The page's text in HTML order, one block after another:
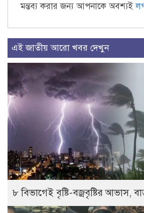
মন্তব্য করার জন্য আপনাকে অবশ্যই
এই জাতীয় আরো খবর দেখুন
৮ বিভাগেই বৃষ্টি-বজ্রবৃষ্টির আভাস,